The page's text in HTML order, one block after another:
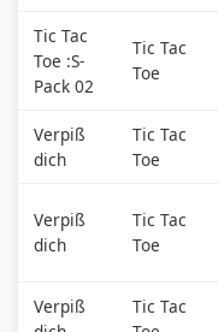
Tic Tac
Toe :S-
Pack 02
Tic Tac
Toe
Verpiß
dich
Tic Tac
Toe
Verpiß
dich
Tic Tac
Toe
Verpiß
Tic Tac